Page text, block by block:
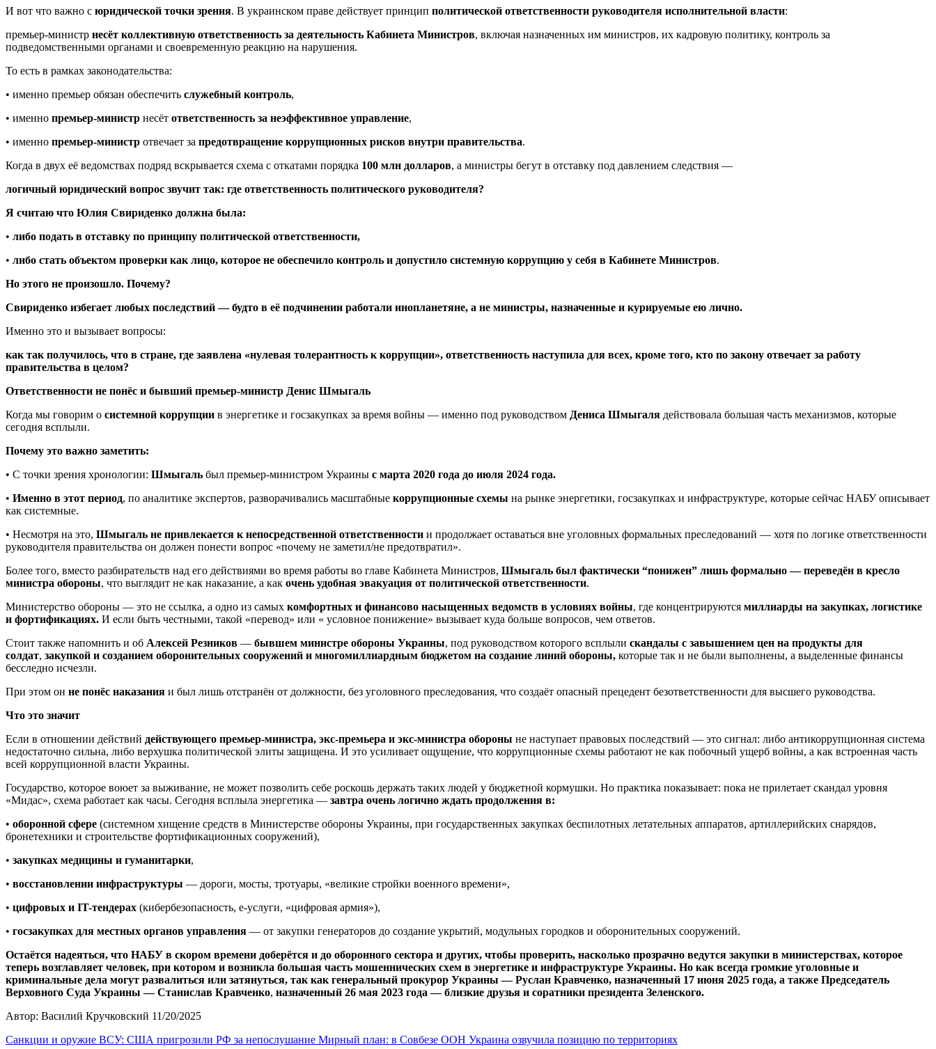
И вот что важно с юридической точки зрения. В украинском праве действует принцип политической ответственности руководителя исполнительной власти:
премьер-министр несёт коллективную ответственность за деятельность Кабинета Министров, включая назначенных им министров, их кадровую политику, контроль за
подведомственными органами и своевременную реакцию на нарушения.
То есть в рамках законодательства:
• именно премьер обязан обеспечить служебный контроль,
• именно премьер-министр несёт ответственность за неэффективное управление,
• именно премьер-министр отвечает за предотвращение коррупционных рисков внутри правительства.
Когда в двух её ведомствах подряд вскрывается схема с откатами порядка 100 млн долларов, а министры бегут в отставку под давлением следствия —
логичный юридический вопрос звучит так: где ответственность политического руководителя?
Я считаю что Юлия Свириденко должна была:
• либо подать в отставку по принципу политической ответственности,
• либо стать объектом проверки как лицо, которое не обеспечило контроль и допустило системную коррупцию у себя в Кабинете Министров.
Но этого не произошло. Почему?
Свириденко избегает любых последствий — будто в её подчинении работали инопланетяне, а не министры, назначенные и курируемые ею лично.
Именно это и вызывает вопросы:
как так получилось, что в стране, где заявлена «нулевая толерантность к коррупции», ответственность наступила для всех, кроме того, кто по закону отвечает за работу
правительства в целом?
Ответственности не понёс и бывший премьер-министр Денис Шмыгаль
Когда мы говорим о системной коррупции в энергетике и госзакупках за время войны — именно под руководством Дениса Шмыгаля действовала большая часть механизмов, которые
сегодня всплыли.
Почему это важно заметить:
• С точки зрения хронологии: Шмыгаль был премьер-министром Украины с марта 2020 года до июля 2024 года.
• Именно в этот период, по аналитике экспертов, разворачивались масштабные коррупционные схемы на рынке энергетики, госзакупках и инфраструктуре, которые сейчас НАБУ описывает
как системные.
• Несмотря на это, Шмыгаль не привлекается к непосредственной ответственности и продолжает оставаться вне уголовных формальных преследований — хотя по логике ответственности
руководителя правительства он должен понести вопрос «почему не заметил/не предотвратил».
Более того, вместо разбирательств над его действиями во время работы во главе Кабинета Министров, Шмыгаль был фактически “понижен” лишь формально — переведён в кресло
министра обороны, что выглядит не как наказание, а как очень удобная эвакуация от политической ответственности.
Министерство обороны — это не ссылка, а одно из самых комфортных и финансово насыщенных ведомств в условиях войны, где концентрируются миллиарды на закупках, логистике
и фортификациях. И если быть честными, такой «перевод» или « условное понижение» вызывает куда больше вопросов, чем ответов.
Стоит также напомнить и об Алексей Резников — бывшем министре обороны Украины, под руководством которого всплыли скандалы с завышением цен на продукты для
солдат, закупкой и созданием оборонительных сооружений и многомиллиардным бюджетом на создание линий обороны, которые так и не были выполнены, а выделенные финансы
бесследно исчезли.
При этом он не понёс наказания и был лишь отстранён от должности, без уголовного преследования, что создаёт опасный прецедент безответственности для высшего руководства.
Что это значит
Если в отношении действий действующего премьер-министра, экс-премьера и экс-министра обороны не наступает правовых последствий — это сигнал: либо антикоррупционная система
недостаточно сильна, либо верхушка политической элиты защищена. И это усиливает ощущение, что коррупционные схемы работают не как побочный ущерб войны, а как встроенная часть
всей коррупционной власти Украины.
Государство, которое воюет за выживание, не может позволить себе роскошь держать таких людей у бюджетной кормушки. Но практика показывает: пока не прилетает скандал уровня
«Мидас», схема работает как часы. Сегодня всплыла энергетика — завтра очень логично ждать продолжения в:
• оборонной сфере (системном хищение средств в Министерстве обороны Украины, при государственных закупках беспилотных летательных аппаратов, артиллерийских снарядов,
бронетехники и строительстве фортификационных сооружений),
• закупках медицины и гуманитарки,
• восстановлении инфраструктуры — дороги, мосты, тротуары, «великие стройки военного времени»,
• цифровых и IT-тендерах (кибербезопасность, е-услуги, «цифровая армия»),
• госзакупках для местных органов управления — от закупки генераторов до создание укрытий, модульных городков и оборонительных сооружений.
Остаётся надеяться, что НАБУ в скором времени доберётся и до оборонного сектора и других, чтобы проверить, насколько прозрачно ведутся закупки в министерствах, которое
теперь возглавляет человек, при котором и возникла большая часть мошеннических схем в энергетике и инфраструктуре Украины. Но как всегда громкие уголовные и
криминальные дела могут развалиться или затянуться, так как генеральный прокурор Украины — Руслан Кравченко, назначенный 17 июня 2025 года, а также Председатель
Верховного Суда Украины — Станислав Кравченко, назначенный 26 мая 2023 года — близкие друзья и соратники президента Зеленского.
Автор: Василий Кручковский 11/20/2025
Санкции и оружие ВСУ: США пригрозили РФ за непослушание Мирный план: в Совбезе ООН Украина озвучила позицию по территориях